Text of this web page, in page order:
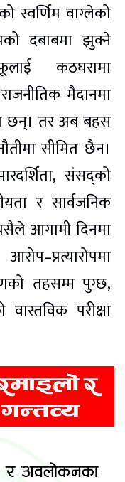
स्वर्णिम वाग्लेको
दबाबमा झुक्ने
कठघरामा
मैदानमा
छन्। तर अब बहस
सीमित छैन।
संसद्को
र सार्वजनिक
आगामी दिनमा
तहसम्म पुग्छ,
परीक्षा